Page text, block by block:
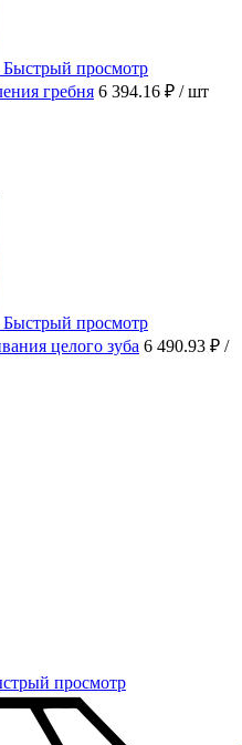
Быстрый просмотр
гребня 6 394.16 ₽ / шт
Быстрый просмотр
целого зуба 6 490.93 ₽ /
просмотр